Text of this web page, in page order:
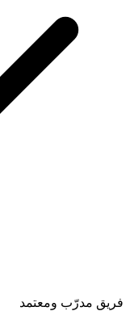
فريق مدرّب ومعتمد